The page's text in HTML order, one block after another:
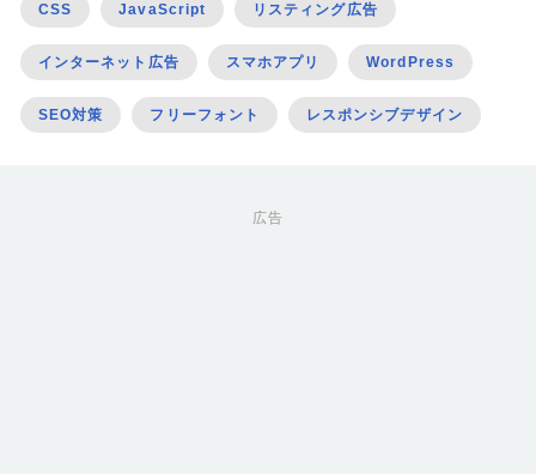
CSS JavaScript リスティング広告
インターネット広告 スマホアプリ WordPress
SEO対策 フリーフォント レスポンシブデザイン
広告